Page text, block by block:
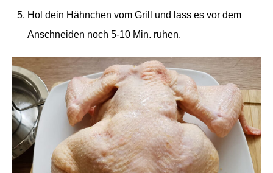
Hol dein Hähnchen vom Grill und lass es vor dem
Anschneiden noch 5-10 Min. ruhen.